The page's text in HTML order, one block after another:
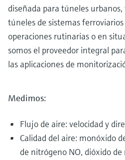
diseñada para túneles
túneles de sistemas
operaciones rutinarias o en
somos el proveedor integral
las aplicaciones de
Medimos:
Flujo de aire: velocidad y
Calidad del aire: monóxido
de nitrógeno NO, dióxido